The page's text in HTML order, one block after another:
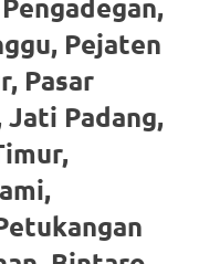
Pejaten
Pasar
Jati Padang,